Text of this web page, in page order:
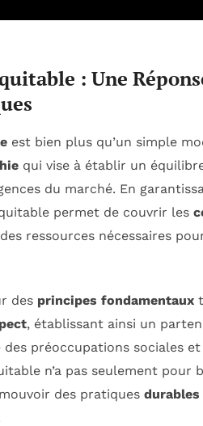
: Une
est bien plus qu’un simple
qui vise à établir un
du marché. En
permet de couvrir les
ressources nécessaires
des principes fondamentaux
, établissant ainsi un
des préoccupations sociales
n’a pas seulement pour
des pratiques durables